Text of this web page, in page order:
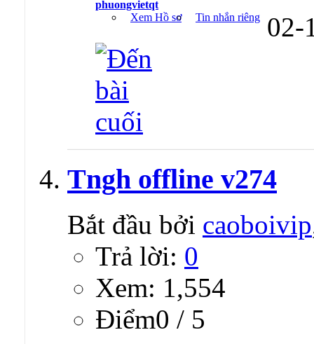
phuongvietqt
Xem Hồ sơ
Tin nhắn riêng 02-
Tngh offline v274
Bắt đầu bởi caoboivip
Trả lời: 0
Xem: 1,554
Ðiểm0 / 5